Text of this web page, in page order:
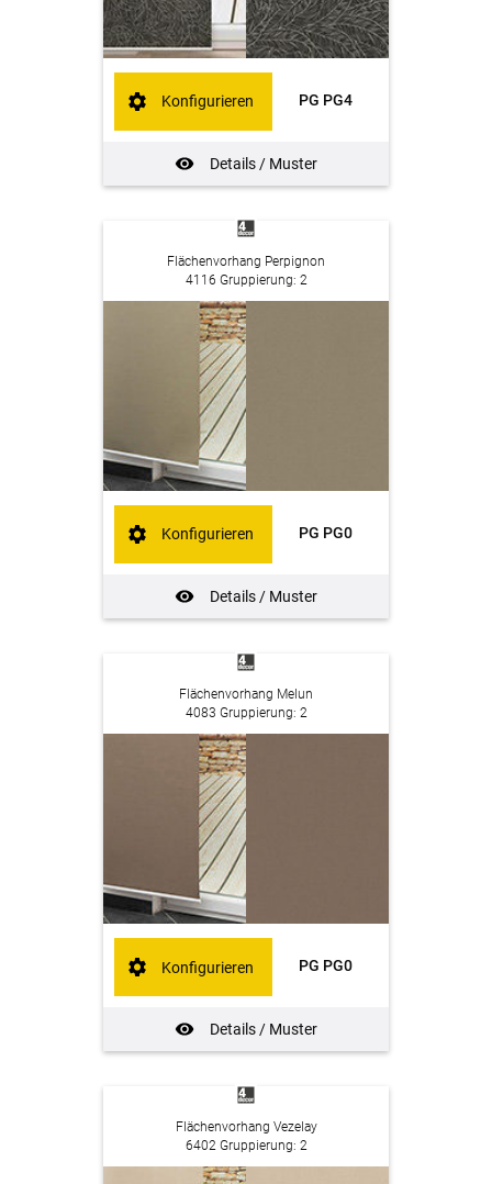
PG PG4
Details / Muster
Konfigurieren
Flächenvorhang Perpignon
4116 Gruppierung: 2
PG PG0
Details / Muster
Konfigurieren
Flächenvorhang Melun
4083 Gruppierung: 2
PG PG0
Details / Muster
Konfigurieren
Flächenvorhang Vezelay
6402 Gruppierung: 2